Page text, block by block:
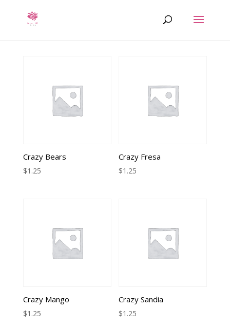
Crazy Bears
$1.25
Crazy Fresa
$1.25
Crazy Mango
$1.25
Crazy Sandia
$1.25